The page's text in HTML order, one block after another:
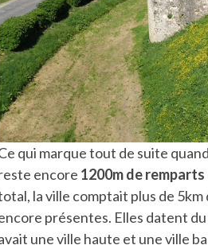
qui marque tout de suite
encore 1200m de
la ville comptait plus de
présentes. Elles datent
une ville haute et une ville